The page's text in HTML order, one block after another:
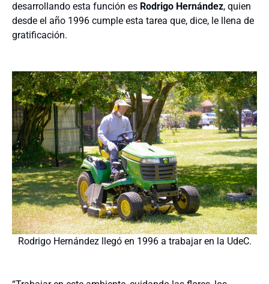
desarrollando esta función es Rodrigo Hernández, quien
desde el año 1996 cumple esta tarea que, dice, le llena de
gratificación.
Rodrigo Hernández llegó en 1996 a trabajar en la UdeC.